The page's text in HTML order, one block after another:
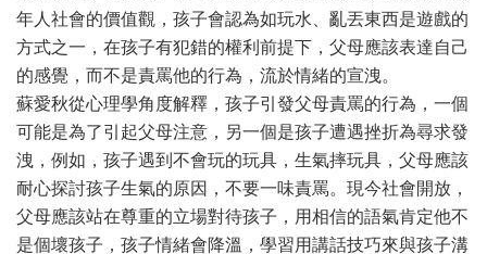
年人社會的價值觀，孩子會認為如玩水、亂丟東西是遊戲的
方式之一，在孩子有犯錯的權利前提下，父母應該表達自己
的感覺，而不是責罵他的行為，流於情緒的宣洩。
蘇愛秋從心理學角度解釋，孩子引發父母責罵的行為，一個
可能是為了引起父母注意，另一個是孩子遭遇挫折為尋求發
洩，例如，孩子遇到不會玩的玩具，生氣摔玩具，父母應該
耐心探討孩子生氣的原因，不要一味責罵。現今社會開放，
父母應該站在尊重的立場對待孩子，用相信的語氣肯定他不
是個壞孩子，孩子情緒會降溫，學習用講話技巧來與孩子溝